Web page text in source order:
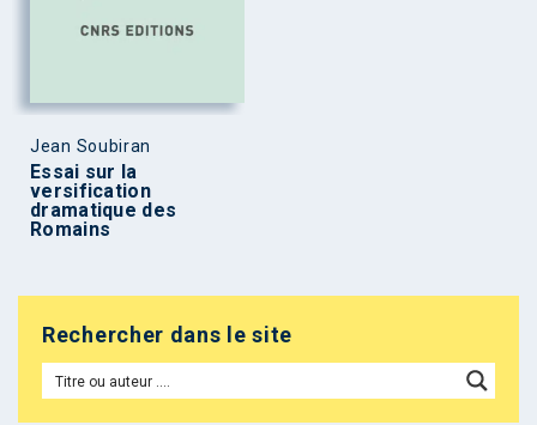
Jean Soubiran
Essai sur la
versification
dramatique des
Romains
Rechercher dans le site